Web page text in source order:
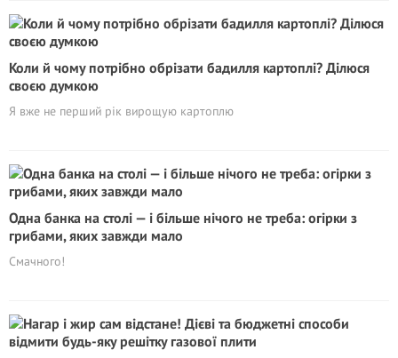
Коли й чому потрібно обрізати бадилля картоплі? Ділюся
своєю думкою
Я вже не перший рік вирощую картоплю
Одна банка на столі — і більше нічого не треба: огірки з
грибами, яких завжди мало
Смачного!